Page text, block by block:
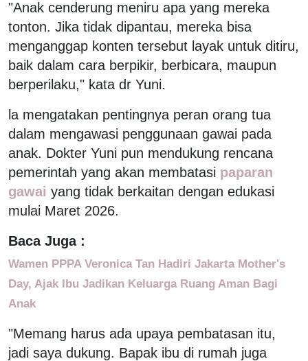
"Anak cenderung meniru apa yang mereka
tonton. Jika tidak dipantau, mereka bisa
menganggap konten tersebut layak untuk ditiru,
baik dalam cara berpikir, berbicara, maupun
berperilaku," kata dr Yuni.
la mengatakan pentingnya peran orang tua
dalam mengawasi penggunaan gawai pada
anak. Dokter Yuni pun mendukung rencana
pemerintah yang akan membatasi paparan
gawai yang tidak berkaitan dengan edukasi
mulai Maret 2026.
Baca Juga :
Wamen PPPA Veronica Tan Hadiri Jakarta Mother's
Day, Ajak Ibu Jadikan Keluarga Ruang Aman Bagi
Anak
"Memang harus ada upaya pembatasan itu,
jadi saya dukung. Bapak ibu di rumah juga